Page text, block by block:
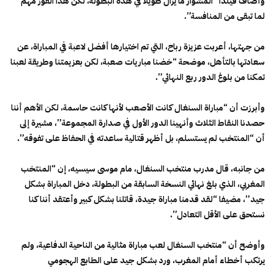
لما تبقى من المنافسة”.
من جهتها، أعربت عزيزة رباح، التي تم اختيارها أفضل لاعبة في المباراة، عن
سعادتها بالتأهل، موضحة “خضنا مباريات صعبة، لكن بعزيمتنا وطريقة لعبنا
تمكنا من بلوغ الدور ربع النهائي”.
وأبرزت أن “مباراة السنغال كانت الأصعب لأنها كانت حاسمة، لكن الأهم أننا
حصدنا النقاط الثلاث وأنهينا الدور الأول في صدارة المجموعة”، مشيرة إلى
أن “المنتخب لم يستسلم، بل أظهر قتالية ساعدته في الحفاظ على تفوقه”.
من جانبه، قال مدرب منتخب السنغال، مام موسى سيسيه، إن “المنتخب
المغربي، الذي بلغ نهائي النسخة السابقة من البطولة، دخل المباراة بشكل
جيد”، مضيفا “لقد قدمنا مباراة جيدة، قاتلنا بشكل كبير وأعتقد أننا كنا
نستحق على الأقل التعادل”.
وأوضح أن “منتخب السنغال لعب مباراة مثالية من الناحية الدفاعية، ولم
يرتكب أخطاء أمام المغرب، ورد بشكل جيد على الطابع الهجومي